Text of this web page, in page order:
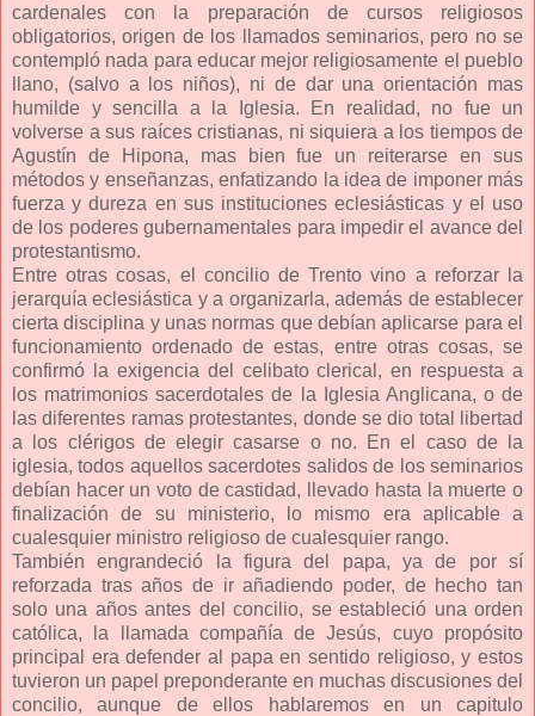
cardenales con la preparación de cursos religiosos
obligatorios, origen de los llamados seminarios, pero no se
contempló nada para educar mejor religiosamente el pueblo
llano, (salvo a los niños), ni de dar una orientación mas
humilde y sencilla a la Iglesia. En realidad, no fue un
volverse a sus raíces cristianas, ni siquiera a los tiempos de
Agustín de Hipona, mas bien fue un reiterarse en sus
métodos y enseñanzas, enfatizando la idea de imponer más
fuerza y dureza en sus instituciones eclesiásticas y el uso
de los poderes gubernamentales para impedir el avance del
protestantismo.
Entre otras cosas, el concilio de Trento vino a reforzar la
jerarquía eclesiástica y a organizarla, además de establecer
cierta disciplina y unas normas que debían aplicarse para el
funcionamiento ordenado de estas, entre otras cosas, se
confirmó la exigencia del celibato clerical, en respuesta a
los matrimonios sacerdotales de la Iglesia Anglicana, o de
las diferentes ramas protestantes, donde se dio total libertad
a los clérigos de elegir casarse o no. En el caso de la
iglesia, todos aquellos sacerdotes salidos de los seminarios
debían hacer un voto de castidad, llevado hasta la muerte o
finalización de su ministerio, lo mismo era aplicable a
cualesquier ministro religioso de cualesquier rango.
También engrandeció la figura del papa, ya de por sí
reforzada tras años de ir añadiendo poder, de hecho tan
solo una años antes del concilio, se estableció una orden
católica, la llamada compañía de Jesús, cuyo propósito
principal era defender al papa en sentido religioso, y estos
tuvieron un papel preponderante en muchas discusiones del
concilio, aunque de ellos hablaremos en un capitulo